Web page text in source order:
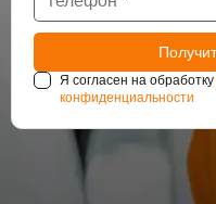
Я согласен на обработку
конфиденциальности